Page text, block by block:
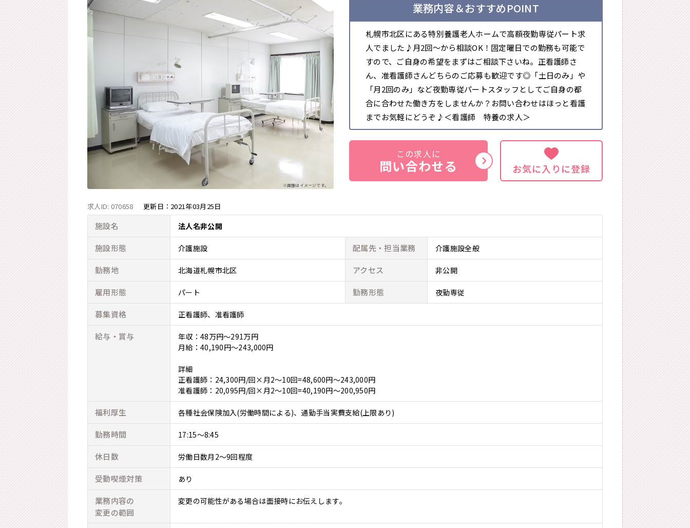
※画像はイメージです。
業務内容＆おすすめPOINT
札幌市北区にある特別養護老人ホームで高額夜勤専従パート求
人でました♪月2回～から相談OK！固定曜日での勤務も可能で
すので、ご自身の希望をまずはご相談下さいね。正看護師さ
ん、准看護師さんどちらのご応募も歓迎です◎「土日のみ」や
「月2回のみ」など夜勤専従パートスタッフとしてご自身の都
合に合わせた働き方をしませんか？お問い合わせはほっと看護
までお気軽にどうぞ♪＜看護師 特養の求人＞
この求人に
問い合わせる お気に入りに登録
求人ID: 070658 更新日： 2021年03月25日
施設名 法人名非公開
施設形態 介護施設 配属先・担当業務 介護施設全般
勤務地 北海道札幌市北区 アクセス 非公開
雇用形態 パート 勤務形態 夜勤専従
募集資格 正看護師 准看護師
給与・賞与
年収：48万円～291万円
月給：40,190円～243,000円
詳細
正看護師：24,300円/回×月2～10回=48,600円～243,000円
准看護師：20,095円/回×月2～10回=40,190円～200,950円
福利厚生 各種社会保険加入(労働時間による)、通勤手当実費支給(上限あり)
勤務時間 17:15～8:45
休日数 労働日数月2～9回程度
受動喫煙対策 あり
業務内容の
変更の範囲
変更の可能性がある場合は面接時にお伝えします。